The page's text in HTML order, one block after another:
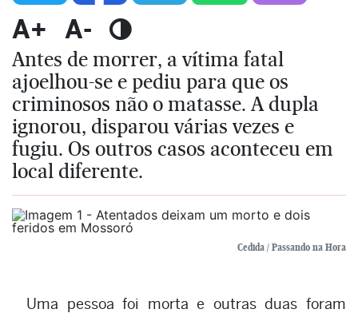
A+ A-
Antes de morrer, a vítima fatal
ajoelhou-se e pediu para que os
criminosos não o matasse. A dupla
ignorou, disparou várias vezes e
fugiu. Os outros casos aconteceu em
local diferente.
Cedida / Passando na Hora
Uma pessoa foi morta e outras duas foram